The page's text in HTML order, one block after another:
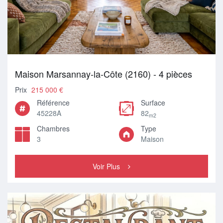
Maison Marsannay-la-Côte (2160) - 4 pièces
Prix 215 000 €
Référence
45228A
Surface
82m2
Chambres
3
Type
Maison
Voir Plus